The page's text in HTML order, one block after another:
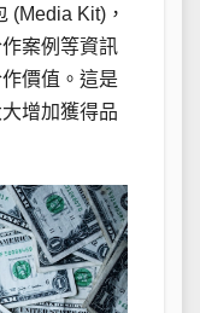
(Media Kit)，
案例等資訊
價值。這是
增加獲得品